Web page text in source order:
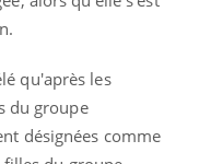
qu'après les
du groupe
désignées comme